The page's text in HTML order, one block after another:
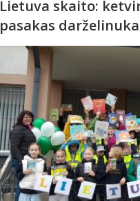
Lietuva skaito:
pasakas